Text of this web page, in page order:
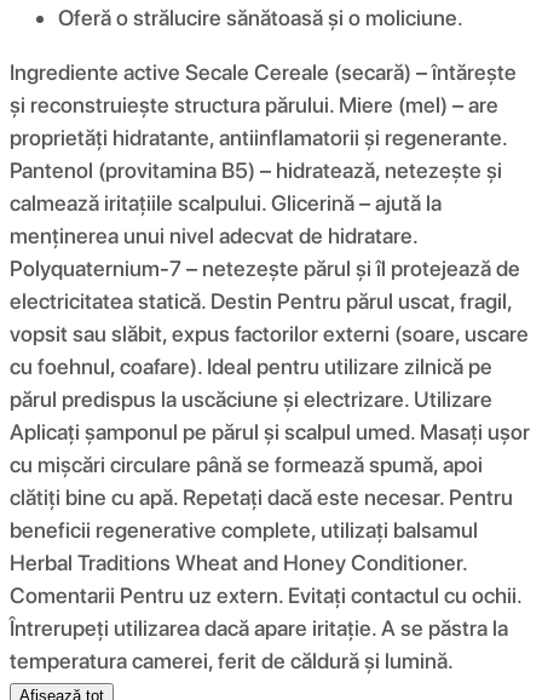
Oferă o strălucire sănătoasă și o moliciune.
Ingrediente active Secale Cereale (secară) – întărește
și reconstruiește structura părului. Miere (mel) – are
proprietăți hidratante, antiinflamatorii și regenerante.
Pantenol (provitamina B5) – hidratează, netezește și
calmează iritațiile scalpului. Glicerină – ajută la
menținerea unui nivel adecvat de hidratare.
Polyquaternium-7 – netezește părul și îl protejează de
electricitatea statică. Destin Pentru părul uscat, fragil,
vopsit sau slăbit, expus factorilor externi (soare, uscare
cu foehnul, coafare). Ideal pentru utilizare zilnică pe
părul predispus la uscăciune și electrizare. Utilizare
Aplicați șamponul pe părul și scalpul umed. Masați ușor
cu mișcări circulare până se formează spumă, apoi
clătiți bine cu apă. Repetați dacă este necesar. Pentru
beneficii regenerative complete, utilizați balsamul
Herbal Traditions Wheat and Honey Conditioner.
Comentarii Pentru uz extern. Evitați contactul cu ochii.
Întrerupeți utilizarea dacă apare iritație. A se păstra la
temperatura camerei, ferit de căldură și lumină.
Afișează tot